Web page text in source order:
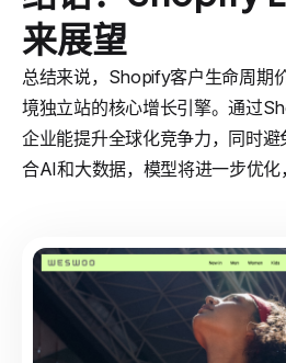
来展望
总结来说，Shopify客户生命周期
境独立站的核心增长引擎。通过
企业能提升全球化竞争力，同时
合AI和大数据，模型将进一步优化